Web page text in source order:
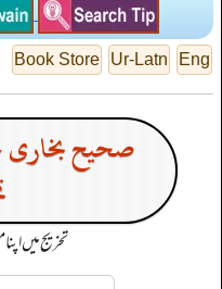
Eng
Ur-Latn
Book Store
تخریج میں